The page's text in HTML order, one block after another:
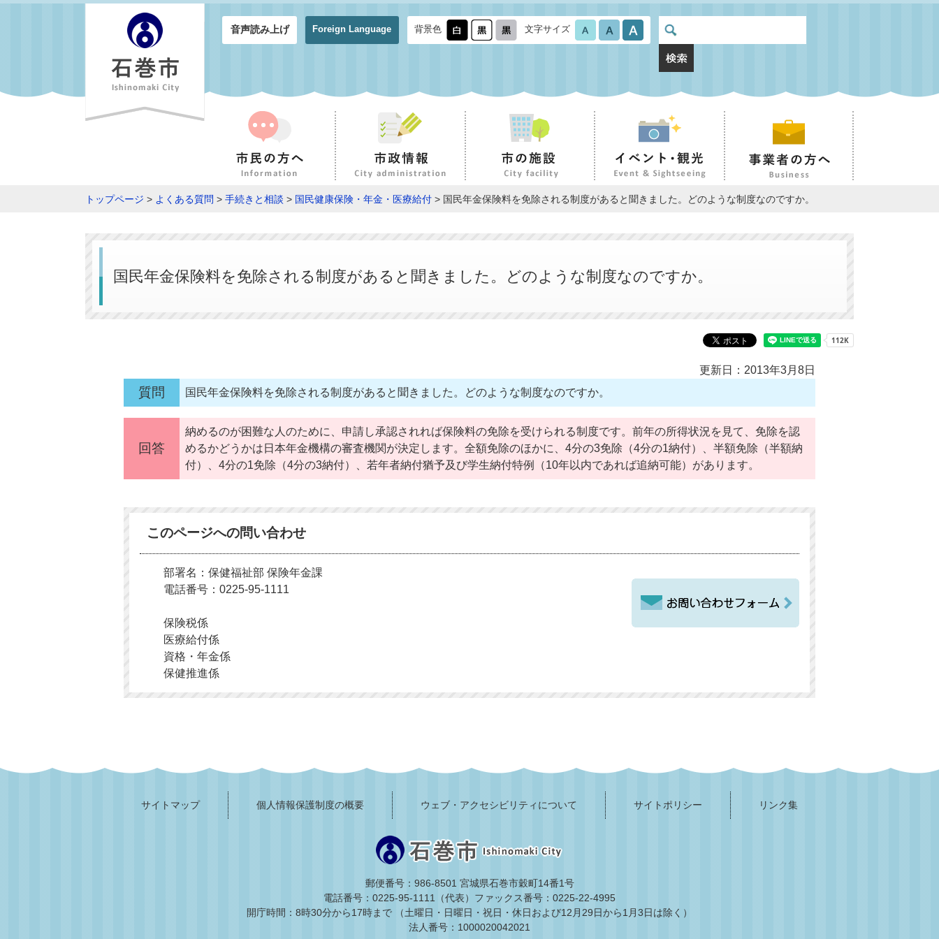
音声読み上げ Foreign Language 背景色 文字サイズ
トップページ > よくある質問 > 手続きと相談 > 国民健康保険・年金・医療給付 > 国民年金保険料を免除される制度があると聞きました。どのような制度なのですか。
国民年金保険料を免除される制度があると聞きました。どのような制度なのですか。
更新日：2013年3月8日
質問 国民年金保険料を免除される制度があると聞きました。どのような制度なのですか。
回答
納めるのが困難な人のために、申請し承認されれば保険料の免除を受けられる制度です。前年の所得状況を見て、免除を認
めるかどうかは日本年金機構の審査機関が決定します。全額免除のほかに、4分の3免除（4分の1納付）、半額免除（半額納
付）、4分の1免除（4分の3納付）、若年者納付猶予及び学生納付特例（10年以内であれば追納可能）があります。
このページへの問い合わせ
部署名：保健福祉部 保険年金課
電話番号：0225-95-1111
保険税係
医療給付係
資格・年金係
保健推進係
サイトマップ 個人情報保護制度の概要 ウェブ・アクセシビリティについて サイトポリシー リンク集
郵便番号：986-8501 宮城県石巻市穀町14番1号
電話番号：0225-95-1111（代表） ファックス番号：0225-22-4995
開庁時間：8時30分から17時まで （土曜日・日曜日・祝日・休日および12月29日から1月3日は除く）
法人番号：1000020042021